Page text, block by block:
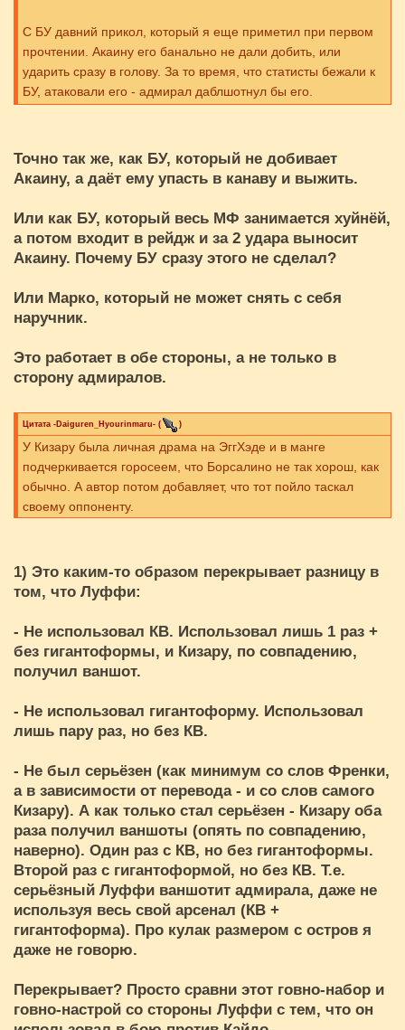
С БУ давний прикол, который я еще приметил при первом
прочтении. Акаину его банально не дали добить, или
ударить сразу в голову. За то время, что статисты бежали к
БУ, атаковали его - адмирал даблшотнул бы его.
рейдж БУ, который все дерьмо вложил во вторую и разбил
остров на две части). И даже после такого он разменялся в
ничью (оторвав кусок головы) и смог биться дальше, когда
вылез из расщелины. По-моему, очень крутой показатель
Точно так же, как БУ, который не добивает
Акаину, а даёт ему упасть в канаву и выжить.
Или как БУ, который весь МФ занимается хуйнёй,
а потом входит в рейдж и за 2 удара выносит
Акаину. Почему БУ сразу этого не сделал?
Или Марко, который не может снять с себя
наручник.
Это работает в обе стороны, а не только в
сторону адмиралов.
Цитата -Daiguren_Hyourinmaru- ( )
У Кизару была личная драма на ЭггХэде и в манге
подчеркивается горосеем, что Борсалино не так хорош, как
обычно. А автор потом добавляет, что тот пойло таскал
своему оппоненту.
1) Это каким-то образом перекрывает разницу в
том, что Луффи:
- Не использовал КВ. Использовал лишь 1 раз +
без гигантоформы, и Кизару, по совпадению,
получил ваншот.
- Не использовал гигантоформу. Использовал
лишь пару раз, но без КВ.
- Не был серьёзен (как минимум со слов Френки,
а в зависимости от перевода - и со слов самого
Кизару). А как только стал серьёзен - Кизару оба
раза получил ваншоты (опять по совпадению,
наверно). Один раз с КВ, но без гигантоформы.
Второй раз с гигантоформой, но без КВ. Т.е.
серьёзный Луффи ваншотит адмирала, даже не
используя весь свой арсенал (КВ +
гигантоформа). Про кулак размером с остров я
даже не говорю.
Перекрывает? Просто сравни этот говно-набор и
говно-настрой со стороны Луффи с тем, что он